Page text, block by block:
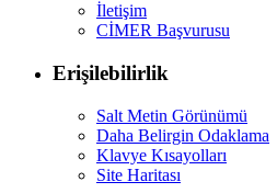
İletişim
CİMER Başvurusu
Erişilebilirlik
Salt Metin Görünümü
Daha Belirgin Odaklama
Klavye Kısayolları
Site Haritası